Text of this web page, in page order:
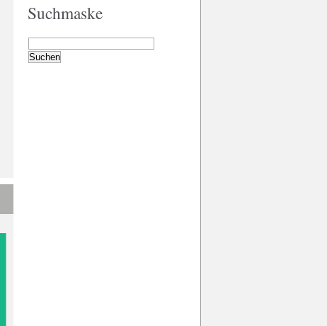
Suchmaske